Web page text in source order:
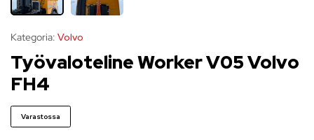
Kategoria: Volvo
Työvaloteline Worker V05 Volvo
FH4
Varastossa